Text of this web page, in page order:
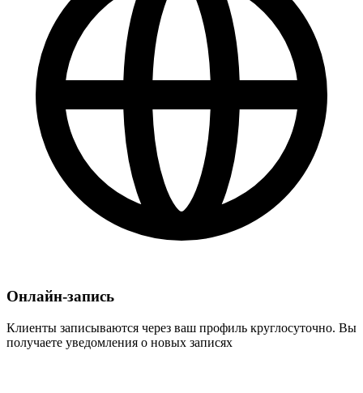
Онлайн-запись
Клиенты записываются через ваш профиль круглосуточно. Вы
получаете уведомления о новых записях